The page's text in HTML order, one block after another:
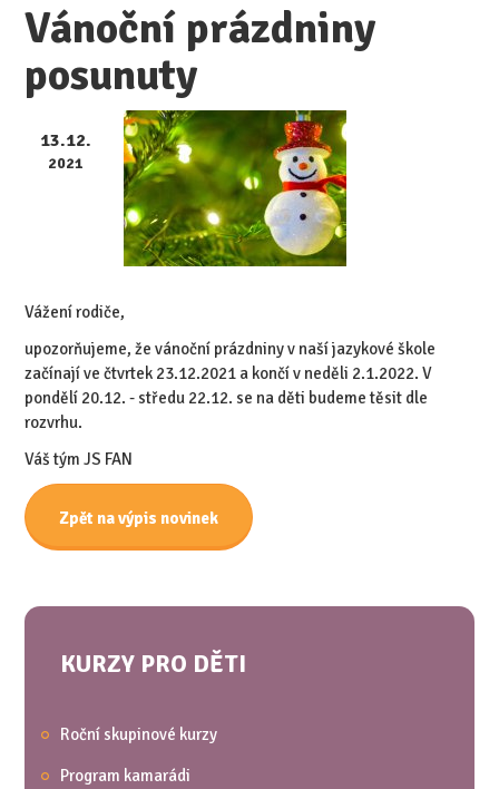
Vánoční prázdniny
posunuty
13.12.
2021
Vážení rodiče,
upozorňujeme, že vánoční prázdniny v naší jazykové škole
začínají ve čtvrtek 23.12.2021 a končí v neděli 2.1.2022. V
pondělí 20.12. - středu 22.12. se na děti budeme těsit dle
rozvrhu.
Váš tým JS FAN
Zpět na výpis novinek
KURZY PRO DĚTI
Roční skupinové kurzy
Program kamarádi